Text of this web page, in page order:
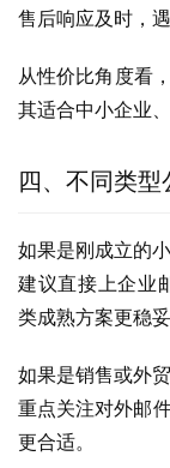
售后响应及时，
从性价比角度看
其适合中小企业
四、不同类型
如果是刚成立的
建议直接上企业
类成熟方案更稳妥
如果是销售或外
重点关注对外邮
更合适。